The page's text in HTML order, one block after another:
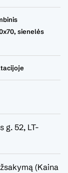
sienelės
g. 52, LT-
(Kaina